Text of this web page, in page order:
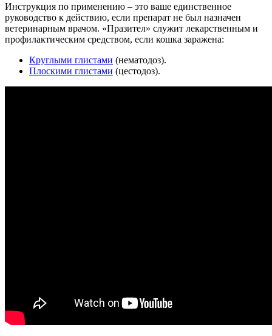
Инструкция по применению – это ваше единственное
руководство к действию, если препарат не был назначен
ветеринарным врачом. «Празител» служит лекарственным и
профилактическим средством, если кошка заражена:
Круглыми глистами (нематодоз).
Плоскими глистами (цестодоз).